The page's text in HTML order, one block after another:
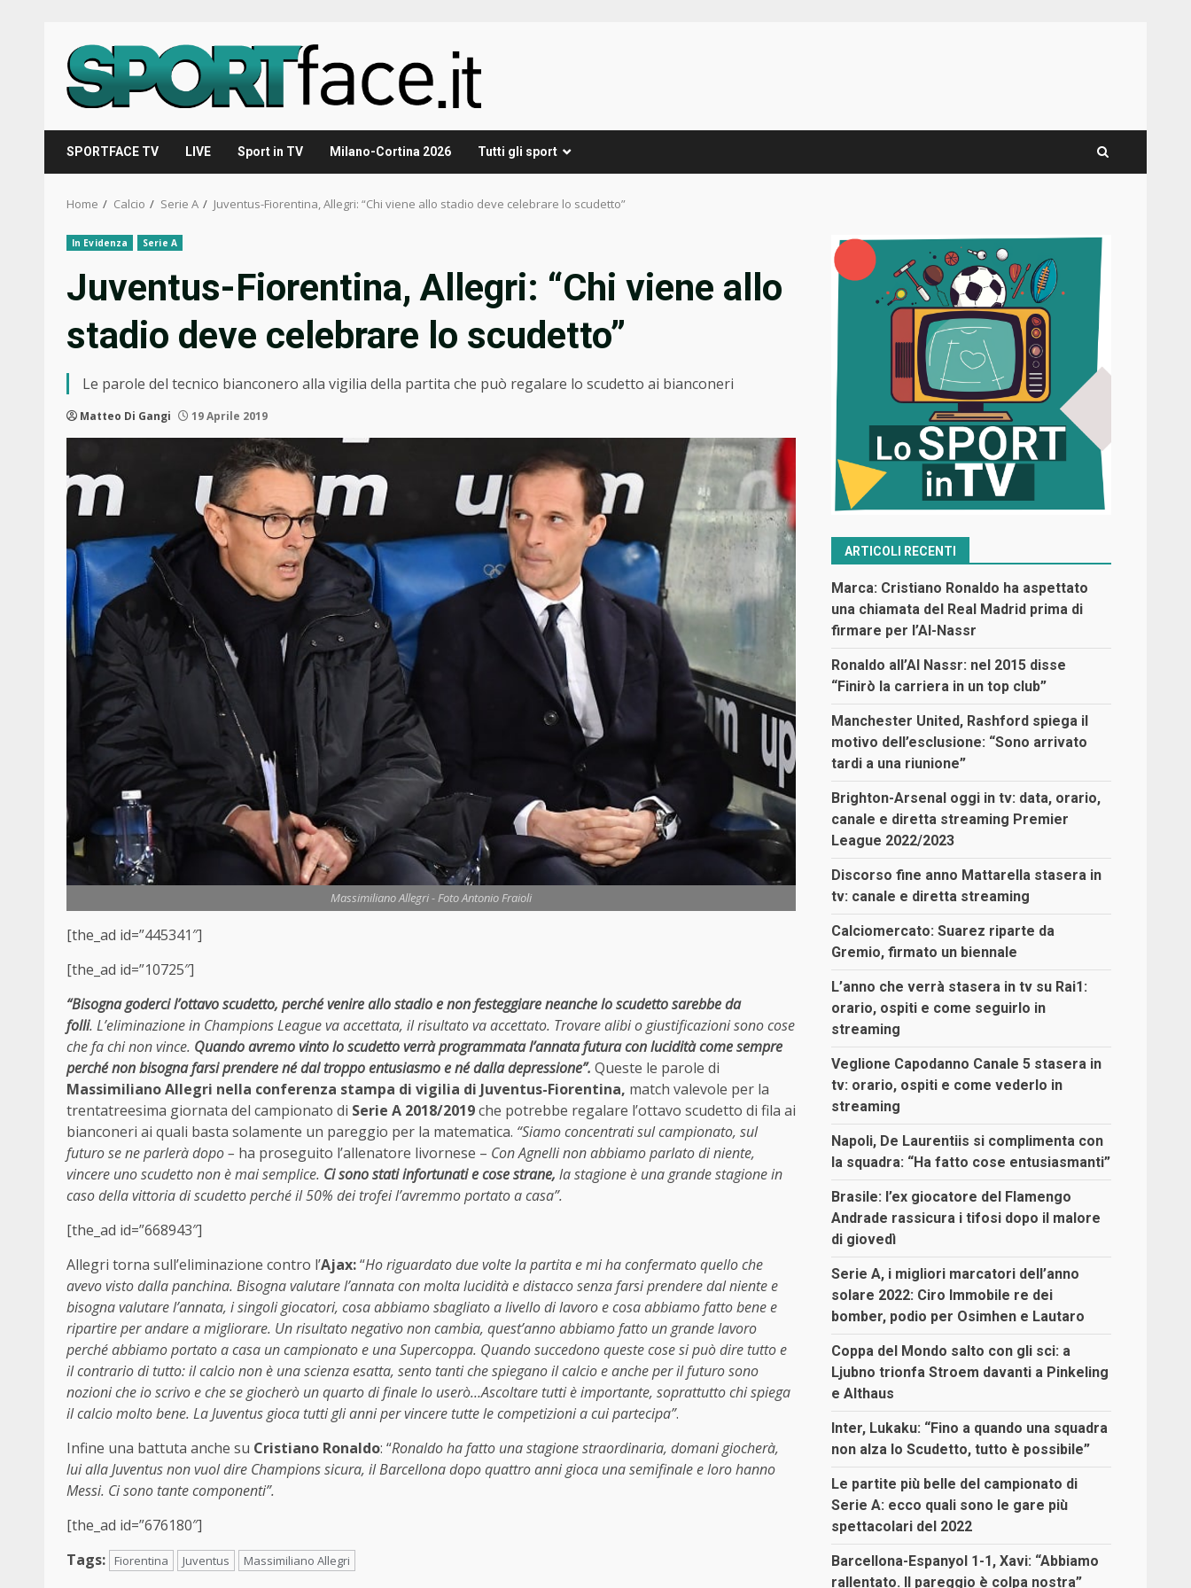
content
SPORTFACE TV LIVE Sport in TV Milano-Cortina 2026 Tutti gli sport
Home Calcio Serie A Juventus-Fiorentina, Allegri: “Chi viene allo stadio deve celebrare lo scudetto”
In Evidenza Serie A
Juventus-Fiorentina, Allegri: “Chi viene allo
stadio deve celebrare lo scudetto”
Le parole del tecnico bianconero alla vigilia della partita che può regalare lo scudetto ai bianconeri
Matteo Di Gangi 19 Aprile 2019
Massimiliano Allegri - Foto Antonio Fraioli
[the_ad id=”445341″]
[the_ad id=”10725″]
“Bisogna goderci l’ottavo scudetto, perché venire allo stadio e non festeggiare neanche lo scudetto sarebbe da
folli. L’eliminazione in Champions League va accettata, il risultato va accettato. Trovare alibi o giustificazioni sono cose
che fa chi non vince. Quando avremo vinto lo scudetto verrà programmata l’annata futura con lucidità come sempre
perché non bisogna farsi prendere né dal troppo entusiasmo e né dalla depressione”. Queste le parole di
Massimiliano Allegri nella conferenza stampa di vigilia di Juventus-Fiorentina, match valevole per la
trentatreesima giornata del campionato di Serie A 2018/2019che potrebbe regalare l’ottavo scudetto di fila ai
bianconeri ai quali basta solamente un pareggio per la matematica. “Siamo concentrati sul campionato, sul
futuro se ne parlerà dopo – ha proseguito l’allenatore livornese – Con Agnelli non abbiamo parlato di niente,
vincere uno scudetto non è mai semplice. Ci sono stati infortunati e cose strane, la stagione è una grande stagione in
caso della vittoria di scudetto perché il 50% dei trofei l’avremmo portato a casa”.
[the_ad id=”668943″]
Allegri torna sull’eliminazione contro l’Ajax:“Ho riguardato due volte la partita e mi ha confermato quello che
avevo visto dalla panchina. Bisogna valutare l’annata con molta lucidità e distacco senza farsi prendere dal niente e
bisogna valutare l’annata, i singoli giocatori, cosa abbiamo sbagliato a livello di lavoro e cosa abbiamo fatto bene e
ripartire per andare a migliorare. Un risultato negativo non cambia, quest’anno abbiamo fatto un grande lavoro
perché abbiamo portato a casa un campionato e una Supercoppa. Quando succedono queste cose si può dire tutto e
il contrario di tutto: il calcio non è una scienza esatta, sento tanti che spiegano il calcio e anche per il futuro sono
nozioni che io scrivo e che se giocherò un quarto di finale lo userò…Ascoltare tutti è importante, soprattutto chi spiega
il calcio molto bene. La Juventus gioca tutti gli anni per vincere tutte le competizioni a cui partecipa”.
Infine una battuta anche su Cristiano Ronaldo: “Ronaldo ha fatto una stagione straordinaria, domani giocherà,
lui alla Juventus non vuol dire Champions sicura, il Barcellona dopo quattro anni gioca una semifinale e loro hanno
Messi. Ci sono tante componenti”.
[the_ad id=”676180″]
Tags:
Fiorentina Juventus Massimiliano Allegri
ARTICOLI RECENTI
Marca: Cristiano Ronaldo ha aspettato
una chiamata del Real Madrid prima di
firmare per l’Al-Nassr
Ronaldo all’Al Nassr: nel 2015 disse
“Finirò la carriera in un top club”
Manchester United, Rashford spiega il
motivo dell’esclusione: “Sono arrivato
tardi a una riunione”
Brighton-Arsenal oggi in tv: data, orario,
canale e diretta streaming Premier
League 2022/2023
Discorso fine anno Mattarella stasera in
tv: canale e diretta streaming
Calciomercato: Suarez riparte da
Gremio, firmato un biennale
L’anno che verrà stasera in tv su Rai1:
orario, ospiti e come seguirlo in
streaming
Veglione Capodanno Canale 5 stasera in
tv: orario, ospiti e come vederlo in
streaming
Napoli, De Laurentiis si complimenta con
la squadra: “Ha fatto cose entusiasmanti”
Brasile: l’ex giocatore del Flamengo
Andrade rassicura i tifosi dopo il malore
di giovedì
Serie A, i migliori marcatori dell’anno
solare 2022: Ciro Immobile re dei
bomber, podio per Osimhen e Lautaro
Coppa del Mondo salto con gli sci: a
Ljubno trionfa Stroem davanti a Pinkeling
e Althaus
Inter, Lukaku: “Fino a quando una squadra
non alza lo Scudetto, tutto è possibile”
Le partite più belle del campionato di
Serie A: ecco quali sono le gare più
spettacolari del 2022
Barcellona-Espanyol 1-1, Xavi: “Abbiamo
rallentato. Il pareggio è colpa nostra”